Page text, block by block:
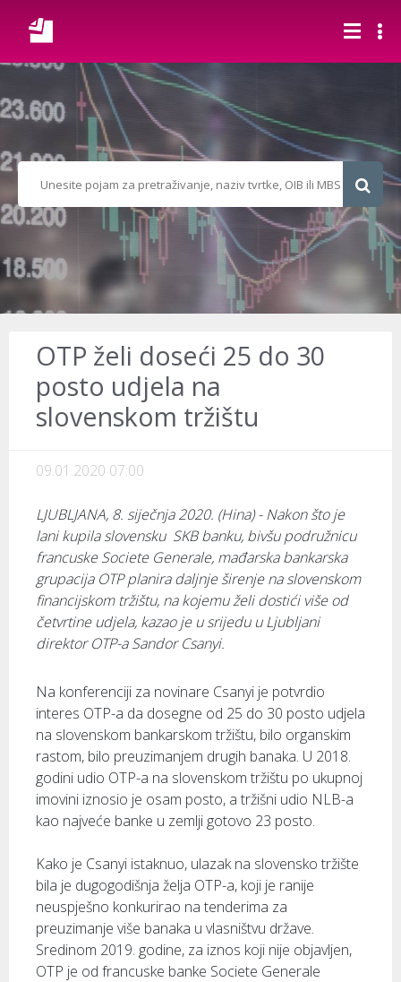
OTP želi doseći 25 do 30
posto udjela na
slovenskom tržištu
09.01.2020 07:00
LJUBLJANA, 8. siječnja 2020. (Hina) - Nakon što je
lani kupila slovensku SKB banku, bivšu podružnicu
francuske Societe Generale, mađarska bankarska
grupacija OTP planira daljnje širenje na slovenskom
financijskom tržištu, na kojemu želi dostići više od
četvrtine udjela, kazao je u srijedu u Ljubljani
direktor OTP-a Sandor Csanyi.
Na konferenciji za novinare Csanyi je potvrdio
interes OTP-a da dosegne od 25 do 30 posto udjela
na slovenskom bankarskom tržištu, bilo organskim
rastom, bilo preuzimanjem drugih banaka. U 2018.
godini udio OTP-a na slovenskom tržištu po ukupnoj
imovini iznosio je osam posto, a tržišni udio NLB-a
kao najveće banke u zemlji gotovo 23 posto.
Kako je Csanyi istaknuo, ulazak na slovensko tržište
bila je dugogodišnja želja OTP-a, koji je ranije
neuspješno konkurirao na tenderima za
preuzimanje više banaka u vlasništvu države.
Sredinom 2019. godine, za iznos koji nije objavljen,
OTP je od francuske banke Societe Generale